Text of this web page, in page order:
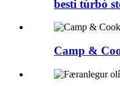
besti túrbó
Camp &